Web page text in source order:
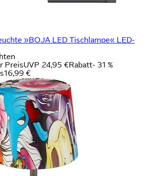
»BOJA LED Tischlampe« LED-
PreisUVP 24,95 €Rabatt- 31 %
16,99 €